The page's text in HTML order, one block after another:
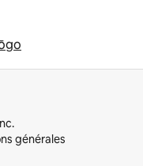
générales